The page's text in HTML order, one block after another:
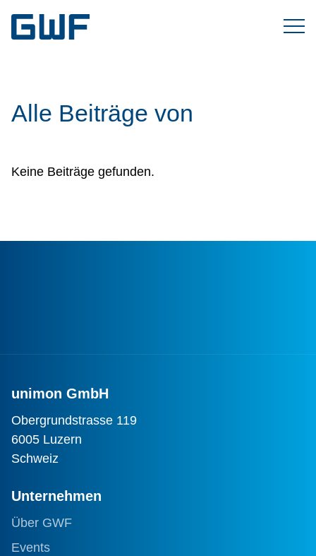
Alle Beiträge von
Keine Beiträge gefunden.
unimon GmbH
Obergrundstrasse 119
6005 Luzern
Schweiz
Unternehmen
Über GWF
Events